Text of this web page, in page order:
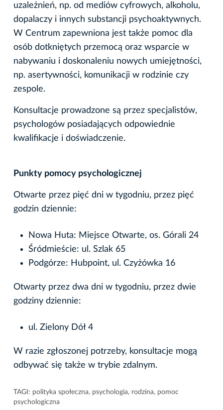
uzależnień, np. od mediów cyfrowych, alkoholu,
dopalaczy i innych substancji psychoaktywnych.
W Centrum zapewniona jest także pomoc dla
osób dotkniętych przemocą oraz wsparcie w
nabywaniu i doskonaleniu nowych umiejętności,
np. asertywności, komunikacji w rodzinie czy
zespole.
Konsultacje prowadzone są przez specjalistów,
psychologów posiadających odpowiednie
kwalifikacje i doświadczenie.
Punkty pomocy psychologicznej
Otwarte przez pięć dni w tygodniu, przez pięć
godzin dziennie:
Nowa Huta: Miejsce Otwarte, os. Górali 24
Śródmieście: ul. Szlak 65
Podgórze: Hubpoint, ul. Czyżówka 16
Otwarty przez dwa dni w tygodniu, przez dwie
godziny dziennie:
ul. Zielony Dół 4
W razie zgłoszonej potrzeby, konsultacje mogą
odbywać się także w trybie zdalnym.
TAGI: polityka społeczna, psychologia, rodzina, pomoc
psychologiczna